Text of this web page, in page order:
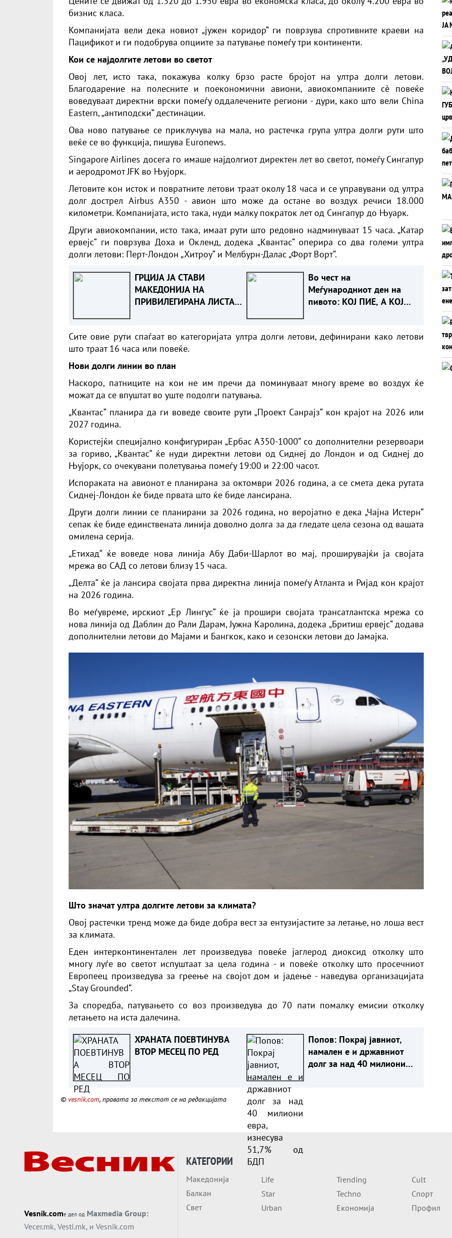
бизнис класа.
Компанијата вели дека новиот „јужен коридор“ ги поврзува спротивните краеви на
Пацификот и ги подобрува опциите за патување помеѓу три континенти.
Кои се најдолгите летови во светот
Овој лет, исто така, покажува колку брзо расте бројот на ултра долги летови.
Благодарение на полесните и поекономични авиони, авиокомпаниите сè повеќе
воведуваат директни врски помеѓу оддалечените региони - дури, како што вели China
Eastern, „антиподски“ дестинации.
Ова ново патување се приклучува на мала, но растечка група ултра долги рути што
веќе се во функција, пишува Euronews.
Singapore Airlines досега го имаше најдолгиот директен лет во светот, помеѓу Сингапур
и аеродромот JFK во Њујорк.
Летовите кон исток и повратните летови траат околу 18 часа и се управувани од ултра
долг дострел Airbus A350 - авион што може да остане во воздух речиси 18.000
километри. Компанијата, исто така, нуди малку пократок лет од Сингапур до Њуарк.
Други авиокомпании, исто така, имаат рути што редовно надминуваат 15 часа. „Катар
ервејс“ ги поврзува Доха и Окленд, додека „Квантас“ оперира со два големи ултра
долги летови: Перт-Лондон „Хитроу“ и Мелбурн-Далас „Форт Ворт“.
ГРЦИЈА ЈА СТАВИ
МАКЕДОНИЈА НА
ПРИВИЛЕГИРАНА ЛИСТА
Во чест на
Меѓународниот ден на
пивото: КОЈ ПИЕ, А КОЈ
УНИЈА?
Сите овие рути спаѓаат во категоријата ултра долги летови, дефинирани како летови
што траат 16 часа или повеќе.
Нови долги линии во план
Наскоро, патниците на кои не им пречи да поминуваат многу време во воздух ќе
можат да се впуштат во уште подолги патувања.
„Квантас“ планира да ги воведе своите рути „Проект Санрајз“ кон крајот на 2026 или
2027 година.
Користејќи специјално конфигуриран „Ербас А350-1000“ со дополнителни резервоари
за гориво, „Квантас“ ќе нуди директни летови од Сиднеј до Лондон и од Сиднеј до
Њујорк, со очекувани полетувања помеѓу 19:00 и 22:00 часот.
Испораката на авионот е планирана за октомври 2026 година, а се смета дека рутата
Сиднеј-Лондон ќе биде првата што ќе биде лансирана.
Други долги линии се планирани за 2026 година, но веројатно е дека „Чајна Истерн“
сепак ќе биде единствената линија доволно долга за да гледате цела сезона од вашата
омилена серија.
„Етихад“ ќе воведе нова линија Абу Даби-Шарлот во мај, проширувајќи ја својата
мрежа во САД со летови близу 15 часа.
„Делта“ ќе ја лансира својата прва директна линија помеѓу Атланта и Ријад кон крајот
на 2026 година.
Во меѓувреме, ирскиот „Ер Лингус“ ќе ја прошири својата трансатлантска мрежа со
нова линија од Даблин до Рали Дарам, Јужна Каролина, додека „Бритиш ервејс“ додава
дополнителни летови до Мајами и Бангкок, како и сезонски летови до Јамајка.
Што значат ултра долгите летови за климата?
Овој растечки тренд може да биде добра вест за ентузијастите за летање, но лоша вест
за климата.
Еден интерконтинентален лет произведува повеќе јаглерод диоксид отколку што
многу луѓе во светот испуштаат за цела година - и повеќе отколку што просечниот
Европеец произведува за греење на својот дом и јадење - наведува организацијата
„Stay Grounded“.
За споредба, патувањето со воз произведува до 70 пати помалку емисии отколку
летањето на иста далечина.
ХРАНАТА ПОЕВТИНУВА
ВТОР МЕСЕЦ ПО РЕД
Попов: Покрај јавниот,
намален е и државниот
долг за над 40 милиони
© vesnik.com, правата за текстот се на редакцијата
Vesnik.comе дел од Maxmedia Group:
Vecer.mk, Vesti.mk, и Vesnik.com
КАТЕГОРИИ
Македонија
Балкан
Свет
Life
Star
Urban
Trending
Techno
Економија
Cult
Спорт
Профил